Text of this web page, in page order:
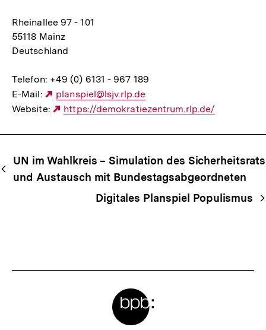
Rheinallee 97 - 101
55118 Mainz
Deutschland
Telefon: +49 (0) 6131 - 967 189
E-Mail:
Externer
Link:
planspiel@lsjv.rlp.de
Website:
Externer
https://demokratiezentrum.rlp.de/
Begriffsnavigation
Content-
Navigation
UN im Wahlkreis – Simulation des Sicherheitsrats
und Austausch mit Bundestagsabgeordneten
Digitales Planspiel Populismus